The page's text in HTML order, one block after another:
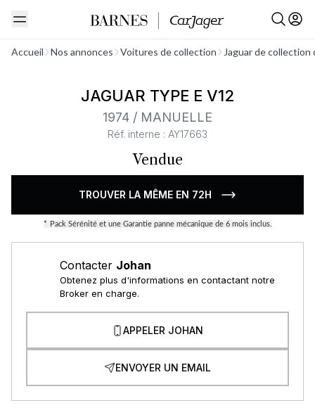
Accueil Nos annonces Voitures de collection Jaguar de collection
Voir tout
JAGUAR TYPE E V12
1974 / MANUELLE
Réf. interne : AY17663
Vendue
TROUVER LA MÊME EN 72H
* Pack Sérénité et une Garantie panne mécanique de 6 mois inclus.
Contacter Johan
Obtenez plus d'informations en contactant notre
Broker en charge.
APPELER JOHAN
ENVOYER UN EMAIL